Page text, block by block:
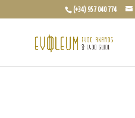
(+34) 957 040 774